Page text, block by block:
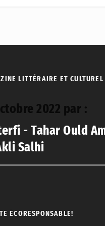
LITTÉRAIRE ET CULTUREL
2022 par :
- Tahar Ould
Salhi
ÉCORESPONSABLE!